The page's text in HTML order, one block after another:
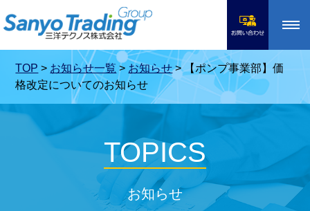
toggle
TOP > お知らせ一覧 > お知らせ> 【ポンプ事業部】価
格改定についてのお知らせ
TOPICS
お知らせ